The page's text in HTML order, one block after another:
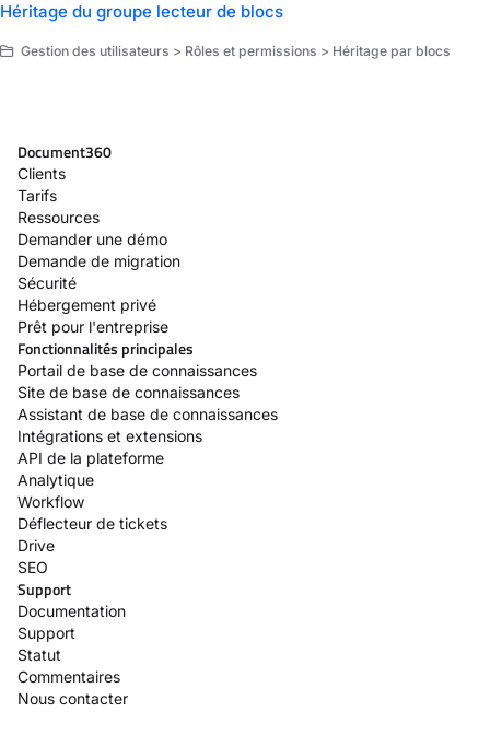
Héritage du groupe lecteur de blocs
Gestion des utilisateurs > Rôles et permissions > Héritage par blocs
Document360
Clients
Tarifs
Ressources
Demander une démo
Demande de migration
Sécurité
Hébergement privé
Prêt pour l'entreprise
Fonctionnalités principales
Portail de base de connaissances
Site de base de connaissances
Assistant de base de connaissances
Intégrations et extensions
API de la plateforme
Analytique
Workflow
Déflecteur de tickets
Drive
SEO
Support
Documentation
Support
Statut
Commentaires
Nous contacter